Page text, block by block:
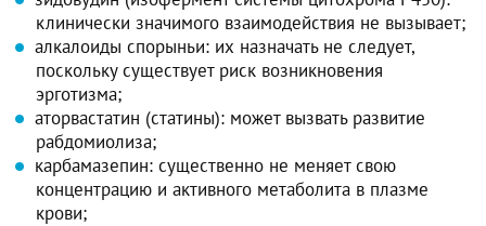
клинически значимого взаимодействия не вызывает;
алкалоиды спорыньи: их назначать не следует,
поскольку существует риск возникновения
эрготизма;
аторвастатин (статины): может вызвать развитие
рабдомиолиза;
карбамазепин: существенно не меняет свою
концентрацию и активного метаболита в плазме
крови;